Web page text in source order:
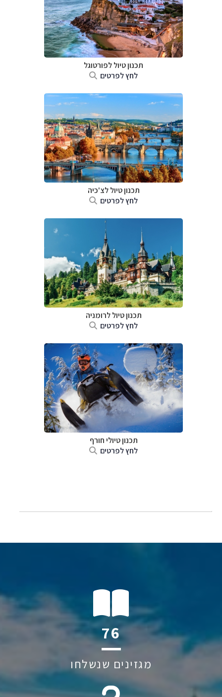
תכנון טיול לפורטוגל
לחץ לפרטים
תכנון טיול לצ'כיה
לחץ לפרטים
תכנון טיול לרומניה
לחץ לפרטים
תכנון טיולי חורף
לחץ לפרטים
141
מגזינים שנשלחו